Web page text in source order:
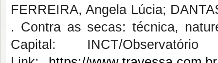
FERREIRA, Angela Lúcia;
. Contra as secas: técnica,
Capital: INCT/